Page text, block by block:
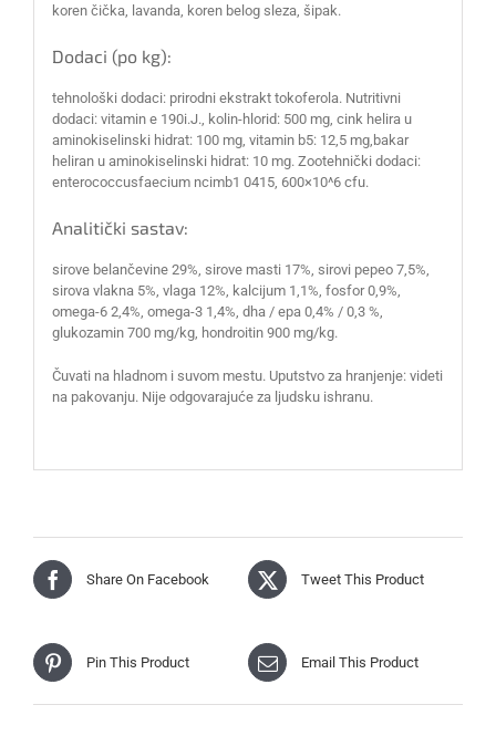
koren čička, lavanda, koren belog sleza, šipak.
Dodaci (po kg):
tehnološki dodaci: prirodni ekstrakt tokoferola. Nutritivni
dodaci: vitamin e 190i.J., kolin-hlorid: 500 mg, cink helira u
aminokiselinski hidrat: 100 mg, vitamin b5: 12,5 mg,bakar
heliran u aminokiselinski hidrat: 10 mg. Zootehnički dodaci:
enterococcusfaecium ncimb1 0415, 600×10^6 cfu.
Analitički sastav:
sirove belančevine 29%, sirove masti 17%, sirovi pepeo 7,5%,
sirova vlakna 5%, vlaga 12%, kalcijum 1,1%, fosfor 0,9%,
omega-6 2,4%, omega-3 1,4%, dha / epa 0,4% / 0,3 %,
glukozamin 700 mg/kg, hondroitin 900 mg/kg.
Čuvati na hladnom i suvom mestu. Uputstvo za hranjenje: videti
na pakovanju. Nije odgovarajuće za ljudsku ishranu.
Share On Facebook Tweet This Product
Pin This Product Email This Product